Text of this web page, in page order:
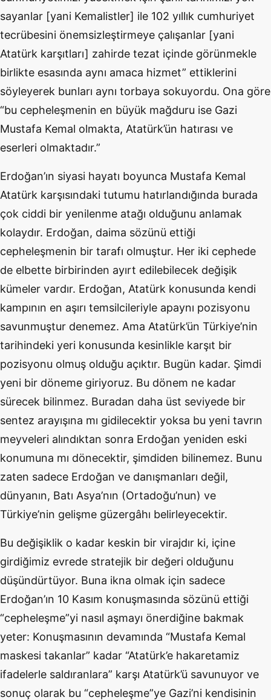
sayanlar [yani Kemalistler] ile 102 yıllık cumhuriyet
tecrübesini önemsizleştirmeye çalışanlar [yani
Atatürk karşıtları] zahirde tezat içinde görünmekle
birlikte esasında aynı amaca hizmet” ettiklerini
söyleyerek bunları aynı torbaya sokuyordu. Ona göre
“bu cepheleşmenin en büyük mağduru ise Gazi
Mustafa Kemal olmakta, Atatürk’ün hatırası ve
eserleri olmaktadır.”
Erdoğan’ın siyasi hayatı boyunca Mustafa Kemal
Atatürk karşısındaki tutumu hatırlandığında burada
çok ciddi bir yenilenme atağı olduğunu anlamak
kolaydır. Erdoğan, daima sözünü ettiği
cepheleşmenin bir tarafı olmuştur. Her iki cephede
de elbette birbirinden ayırt edilebilecek değişik
kümeler vardır. Erdoğan, Atatürk konusunda kendi
kampının en aşırı temsilcileriyle apaynı pozisyonu
savunmuştur denemez. Ama Atatürk’ün Türkiye’nin
tarihindeki yeri konusunda kesinlikle karşıt bir
pozisyonu olmuş olduğu açıktır. Bugün kadar. Şimdi
yeni bir döneme giriyoruz. Bu dönem ne kadar
sürecek bilinmez. Buradan daha üst seviyede bir
sentez arayışına mı gidilecektir yoksa bu yeni tavrın
meyveleri alındıktan sonra Erdoğan yeniden eski
konumuna mı dönecektir, şimdiden bilinemez. Bunu
zaten sadece Erdoğan ve danışmanları değil,
dünyanın, Batı Asya’nın (Ortadoğu’nun) ve
Türkiye’nin gelişme güzergâhı belirleyecektir.
Bu değişiklik o kadar keskin bir virajdır ki, içine
girdiğimiz evrede stratejik bir değeri olduğunu
düşündürtüyor. Buna ikna olmak için sadece
Erdoğan’ın 10 Kasım konuşmasında sözünü ettiği
“cepheleşme”yi nasıl aşmayı önerdiğine bakmak
yeter: Konuşmasının devamında “Mustafa Kemal
maskesi takanlar” kadar “Atatürk’e hakaretamiz
ifadelerle saldıranlara” karşı Atatürk’ü savunuyor ve
sonuç olarak bu “cepheleşme”ye Gazi’ni kendisinin